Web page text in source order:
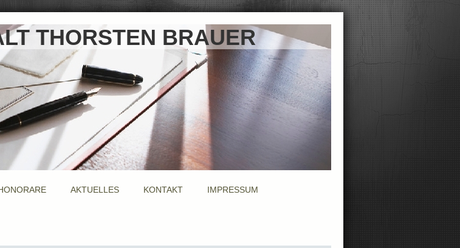
THORSTEN BRAUER
AKTUELLES KONTAKT IMPRESSUM